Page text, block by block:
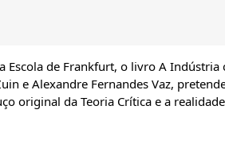
Escola de Frankfurt, o livro A Indústria
e Alexandre Fernandes Vaz,
original da Teoria Crítica e a